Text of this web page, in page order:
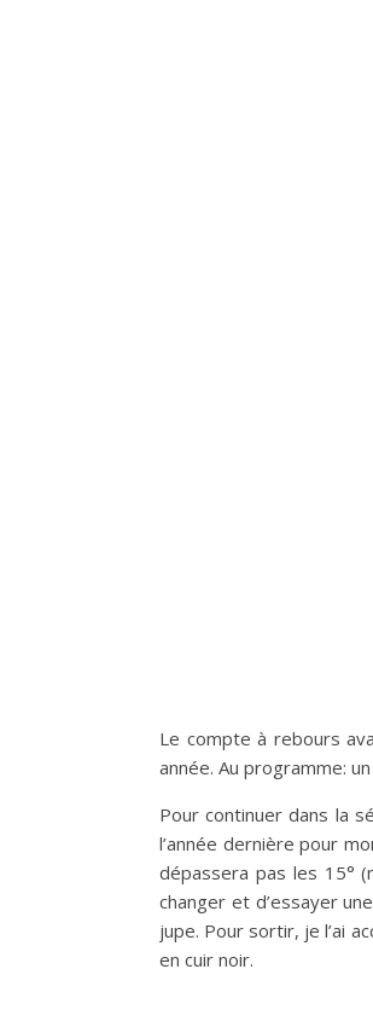
Le compte à rebours
année. Au programme: un
Pour continuer dans la
l’année dernière pour
dépassera pas les 15°
changer et d’essayer
jupe. Pour sortir, je l’ai
en cuir noir.